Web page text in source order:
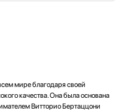
мире благодаря своей
качества. Она была основана
Витторио Бертаццони